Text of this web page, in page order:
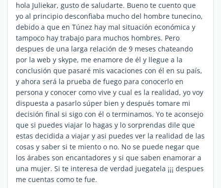
hola Juliekar, gusto de saludarte. Bueno te cuento que
yo al principio desconfiaba mucho del hombre tunecino,
debido a que en Túnez hay mal situación económica y
tampoco hay trabajo para muchos hombres. Pero
despues de una larga relación de 9 meses chateando
por la web y skype, me enamore de él y llegue a la
conclusión que pasaré mis vacaciones con él en su país,
y ahora será la prueba de fuego para conocerlo en
persona y conocer como vive y cual es la realidad, yo voy
dispuesta a pasarlo súper bien y después tomare mi
decisión final si sigo con él o terminamos. Yo te aconsejo
que si puedes viajar lo hagas y lo sorprendas dile que
estas decidida a viajar y asi puedes ver la realidad de las
cosas y saber si te miento o no. No se puede negar que
los árabes son encantadores y si que saben enamorar a
una mujer. Si te interesa de verdad juegatela ¡¡¡ despues
me cuentas como te fue.